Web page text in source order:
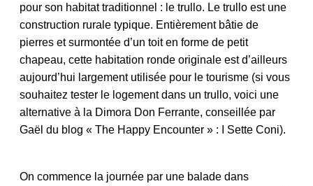
pour son habitat traditionnel : le trullo. Le trullo est une
construction rurale typique. Entièrement bâtie de
pierres et surmontée d’un toit en forme de petit
chapeau, cette habitation ronde originale est d’ailleurs
aujourd’hui largement utilisée pour le tourisme (si vous
souhaitez tester le logement dans un trullo, voici une
alternative à la Dimora Don Ferrante, conseillée par
Gaël du blog « The Happy Encounter » : I Sette Coni).
On commence la journée par une balade dans